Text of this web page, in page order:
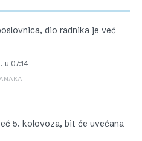
dio radnika je već
07:14
5. kolovoza, bit će uvećana